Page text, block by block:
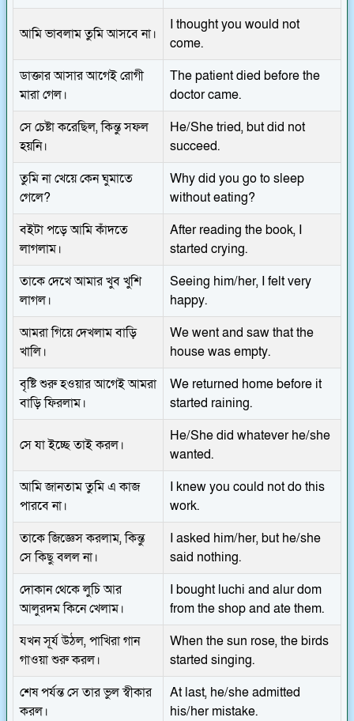
আমি ভাবলাম তুমি আসবে না।
I thought you would not
come.
ডাক্তার আসার আগেই রোগী
মারা গেল।
The patient died before the
doctor came.
সে চেষ্টা করেছিল, কিন্তু সফল
হয়নি।
He/She tried, but did not
succeed.
তুমি না খেয়ে কেন ঘুমাতে
গেলে?
Why did you go to sleep
without eating?
বইটা পড়ে আমি কাঁদতে
লাগলাম।
After reading the book, I
started crying.
তাকে দেখে আমার খুব খুশি
লাগল।
Seeing him/her, I felt very
happy.
আমরা গিয়ে দেখলাম বাড়ি
খালি।
We went and saw that the
house was empty.
বৃষ্টি শুরু হওয়ার আগেই আমরা
বাড়ি ফিরলাম।
We returned home before it
started raining.
সে যা ইচ্ছে তাই করল।
He/She did whatever he/she
wanted.
আমি জানতাম তুমি এ কাজ
পারবে না।
I knew you could not do this
work.
তাকে জিজ্ঞেস করলাম, কিন্তু
সে কিছু বলল না।
I asked him/her, but he/she
said nothing.
দোকান থেকে লুচি আর
আলুরদম কিনে খেলাম।
I bought luchi and alur dom
from the shop and ate them.
যখন সূর্য উঠল, পাখিরা গান
গাওয়া শুরু করল।
When the sun rose, the birds
started singing.
শেষ পর্যন্ত সে তার ভুল স্বীকার
করল।
At last, he/she admitted
his/her mistake.